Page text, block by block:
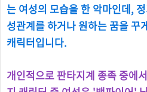
는 여성의 모습을 한 악마인데,
성관계를 하거나 원하는 꿈을 꾸
캐릭터입니다.
개인적으로 판타지계 종족 중에